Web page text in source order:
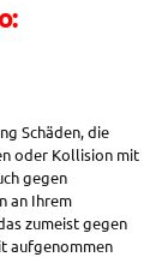
Schäden, die
oder Kollision mit
gegen
an Ihrem
zumeist gegen
aufgenommen